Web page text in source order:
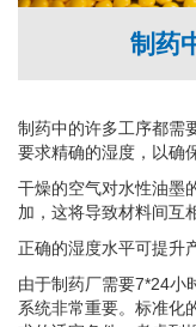
制药
制药中的许多工序都需
要求精确的湿度，以确
干燥的空气对水性油墨
加，这将导致材料间互
正确的湿度水平可提升
由于制药厂需要7*24小
系统非常重要。标准化